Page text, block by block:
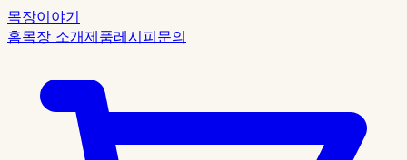
목장이야기
홈목장 소개제품레시피문의